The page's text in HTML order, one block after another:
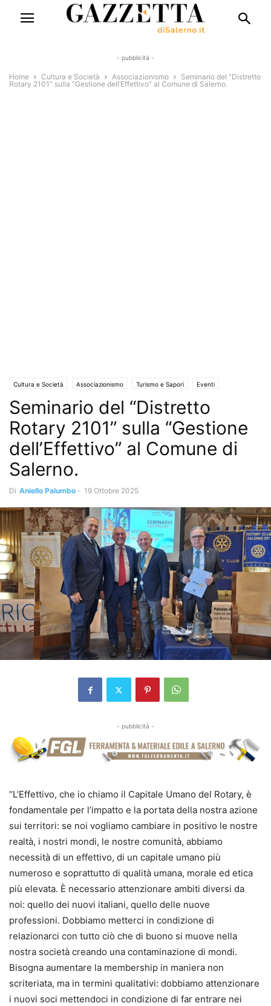
- pubblicità -
Home Cultura e Società Associazionismo
Seminario del “Distretto
Rotary 2101” sulla “Gestione dell’Effettivo” al Comune di Salerno.
Cultura e Società Associazionismo Turismo e Sapori Eventi
Eventi e Manifestazioni
Seminario del “Distretto
Rotary 2101” sulla “Gestione
dell’Effettivo” al Comune di
Salerno.
Di Aniello Palumbo - 19 Ottobre 2025
- pubblicità -
“L’Effettivo, che io chiamo il Capitale Umano del Rotary, è
fondamentale per l’impatto e la portata della nostra azione
sui territori: se noi vogliamo cambiare in positivo le nostre
realtà, i nostri mondi, le nostre comunità, abbiamo
necessità di un effettivo, di un capitale umano più
numeroso e soprattutto di qualità umana, morale ed etica
più elevata. È necessario attenzionare ambiti diversi da
noi: quello dei nuovi italiani, quello delle nuove
professioni. Dobbiamo metterci in condizione di
relazionarci con tutto ciò che di buono si muove nella
nostra società creando una contaminazione di mondi.
Bisogna aumentare la membership in maniera non
scriteriata, ma in termini qualitativi: dobbiamo attenzionare
i nuovi soci mettendoci in condizione di far entrare nei